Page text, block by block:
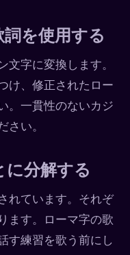
を使用する
字に変換します。
け、修正されたロー
。一貫性のないカジ
い。
分解する
れています。それぞ
ます。ローマ字の歌
す練習を歌う前にし